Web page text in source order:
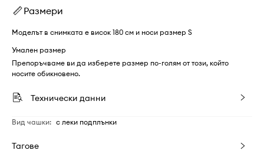
Размери
Моделът в снимката е висок 180 см и носи размер S
Умален размер
Препоръчваме ви да изберете размер по-голям от този, който
носите обикновено.
Технически данни
Вид чашки: с леки подплънки
Тагове